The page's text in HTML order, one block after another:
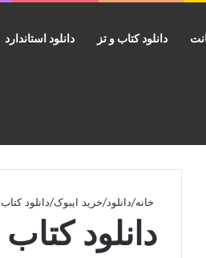
دانلود کتاب و تز دانلود استاندارد
خانه/دانلود/خرید ایبوک/دانلود کتاب International Perspectives on Reminiscence Life Review and Life Story Work